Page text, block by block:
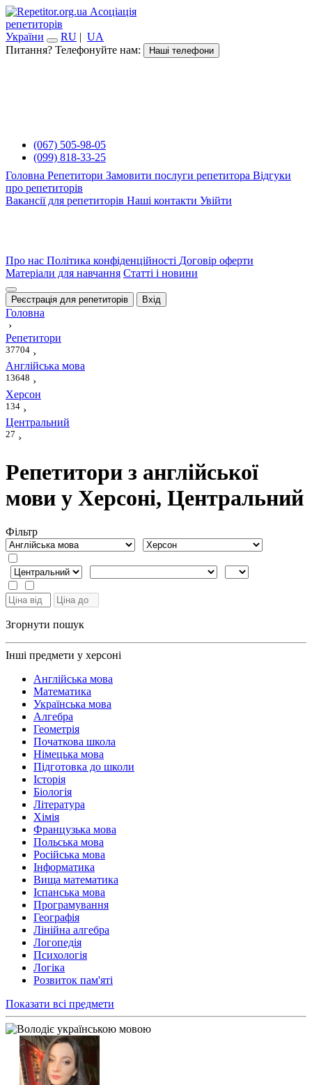
Асоціація
репетиторів
України
RU | UA
Питання? Телефонуйте нам:
Наші телефони
(067) 505-98-05
(099) 818-33-25
Головна Репетитори Замовити послуги репетитора Відгуки
про репетиторів
Вакансії для репетиторів Наші контакти Увійти
Про нас Політика конфіденційності Договір оферти
Матеріали для навчання Статті і новини
Реєстрація для репетиторів Вхід
Головна
›
Репетитори
37704 ›
Англійська мова
13648 ›
Херсон
134 ›
Центральний
27 ›
Репетитори з англійської
мови у Херсоні, Центральний
Фiльтр
Згорнути пошук
Інші предмети у херсоні
Англійська мова
Математика
Українська мова
Алгебра
Геометрія
Початкова школа
Німецька мова
Підготовка до школи
Історія
Біологія
Література
Хімія
Французька мова
Польська мова
Російська мова
Інформатика
Вища математика
Іспанська мова
Програмування
Географія
Лінійна алгебра
Логопедія
Психологія
Логіка
Розвиток пам'яті
Показати всі предмети